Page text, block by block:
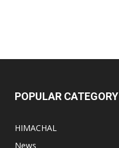
POPULAR CATEGORY
HIMACHAL
News